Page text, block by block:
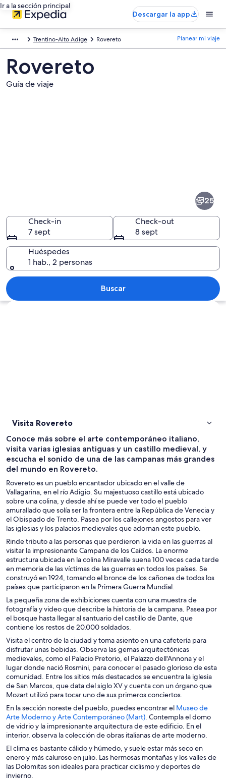
Ir a la sección principal
Descargar la app
Trentino-Alto Adige Rovereto Planear mi viaje
Rovereto
Guía de viaje
Un río que atraviesa una ciudad con
25
Check-in
7 sept
Check-out
8 sept
Huéspedes
1 hab., 2 personas
Buscar
Ver mapa
Visita Rovereto
Conoce más sobre el arte contemporáneo italiano,
visita varias iglesias antiguas y un castillo medieval, y
escucha el sonido de una de las campanas más grandes
del mundo en Rovereto.
Rovereto es un pueblo encantador ubicado en el valle de
Vallagarina, en el río Adigio. Su majestuoso castillo está ubicado
sobre una colina, y desde ahí se puede ver todo el pueblo
amurallado que solía ser la frontera entre la República de Venecia y
el Obispado de Trento. Pasea por los callejones angostos para ver
las iglesias y los palacios medievales que adornan este pueblo.
Rinde tributo a las personas que perdieron la vida en las guerras al
visitar la impresionante Campana de los Caídos. La enorme
estructura ubicada en la colina Miravalle suena 100 veces cada tarde
en memoria de las víctimas de las guerras en todos los países. Se
construyó en 1924, tomando el bronce de los cañones de todos los
países que participaron en la Primera Guerra Mundial.
La pequeña zona de exhibiciones cuenta con una muestra de
fotografía y video que describe la historia de la campana. Pasea por
el bosque hasta llegar al santuario del castillo de Dante, que
contiene los restos de 20,000 soldados.
Visita el centro de la ciudad y toma asiento en una cafetería para
disfrutar unas bebidas. Observa las gemas arquitectónicas
medievales, como el Palacio Pretorio, el Palazzo dell'Annona y el
lugar donde nació Rosmini, para conocer el pasado glorioso de esta
comunidad. Entre los sitios más destacados se encuentra la iglesia
de San Marcos, que data del siglo XV y cuenta con un órgano que
Mozart utilizó para tocar uno de sus primeros conciertos.
En la sección noreste del pueblo, puedes encontrar el Museo de
Arte Moderno y Arte Contemporáneo (Mart)S
e
a
r
e
e
. Contempla el domo
de vidrio y la impresionante arquitectura de este edificio. En el
interior, observa la colección de obras italianas de arte moderno.
El clima es bastante cálido y húmedo, y suele estar más seco en
enero y más caluroso en julio. Las hermosas montañas y los valles de
las Dolomitas son ideales para practicar ciclismo y deportes de
invierno.